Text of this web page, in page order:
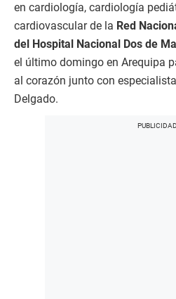
en cardiología, cardiología
cardiovascular de la Red
del Hospital Nacional Dos de
el último domingo en Arequipa
al corazón junto con
Delgado.